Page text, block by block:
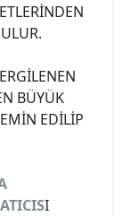
BÜYÜK
EDİLİP
I